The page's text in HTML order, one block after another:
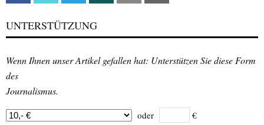
UNTERSTÜTZUNG
Wenn Ihnen unser Artikel gefallen hat: Unterstützen Sie diese Form
des
Journalismus.
oder €